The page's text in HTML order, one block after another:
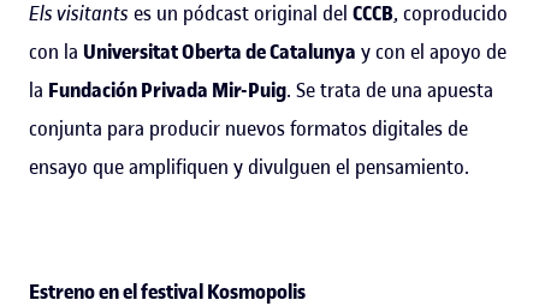
Els visitants es un pódcast original del CCCB, coproducido
con la Universitat Oberta de Catalunya y con el apoyo de
la Fundación Privada Mir-Puig. Se trata de una apuesta
conjunta para producir nuevos formatos digitales de
ensayo que amplifiquen y divulguen el pensamiento.
Estreno en el festival Kosmopolis